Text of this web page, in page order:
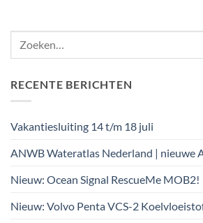
RECENTE BERICHTEN
Vakantiesluiting 14 t/m 18 juli
ANWB Wateratlas Nederland | nieuwe
Nieuw: Ocean Signal RescueMe MOB2!
Nieuw: Volvo Penta VCS-2